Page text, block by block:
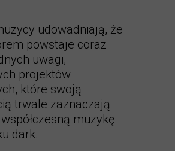
udowadniają, że
powstaje coraz
uwagi,
projektów
które swoją
trwale zaznaczają
muzykę
dark.